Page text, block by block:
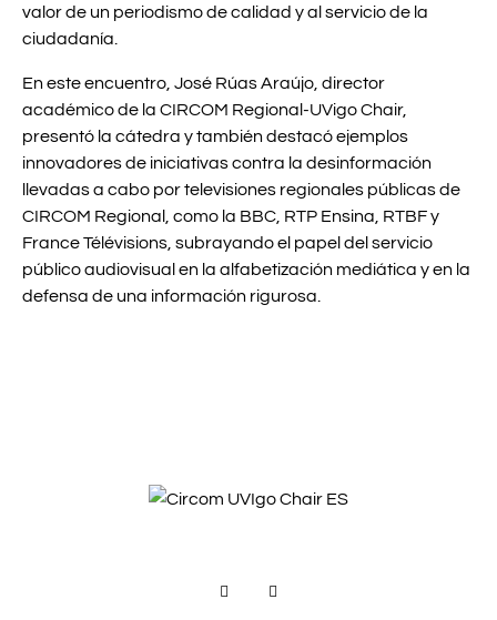
valor de un periodismo de calidad y al servicio de la
ciudadanía.
En este encuentro, José Rúas Araújo, director
académico de la CIRCOM Regional-UVigo Chair,
presentó la cátedra y también destacó ejemplos
innovadores de iniciativas contra la desinformación
llevadas a cabo por televisiones regionales públicas de
CIRCOM Regional, como la BBC, RTP Ensina, RTBF y
France Télévisions, subrayando el papel del servicio
público audiovisual en la alfabetización mediática y en la
defensa de una información rigurosa.